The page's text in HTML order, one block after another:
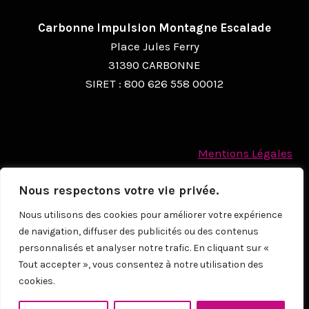
Nous respectons votre vie privée.
Nous utilisons des cookies pour améliorer votre expérience
de navigation, diffuser des publicités ou des contenus
personnalisés et analyser notre trafic. En cliquant sur «
Tout accepter », vous consentez à notre utilisation des
cookies.
Carbonne Impulsion Montagne Escalade
Place Jules Ferry
31390 CARBONNE
SIRET : 800 626 558 00012
Mentions Légales
Politique des cookies
Protection des Données à caractère personnel
© 2026